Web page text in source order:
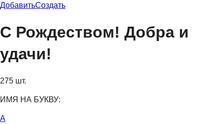
ДобавитьСоздать
С Рождеством! Добра и
удачи!
275 шт.
ИМЯ НА БУКВУ:
А